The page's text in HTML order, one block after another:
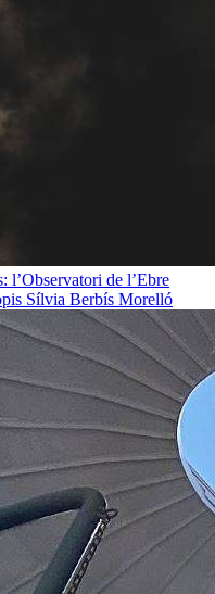
l’Observatori de l’Ebre
Sílvia Berbís Morelló